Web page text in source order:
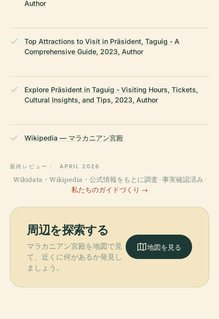
Author
Top Attractions to Visit in Präsident, Taguig - A
Comprehensive Guide, 2023, Author
Explore Präsident in Taguig - Visiting Hours, Tickets,
Cultural Insights, and Tips, 2023, Author
Wikipedia — マラカニアン宮殿
最終レビュー： APRIL 2026
Wikidata・Wikipedia・公式情報をもとに調査 · 事実確認済み ·
私たちのガイドづくり →
周辺を探索する
マラカニアン宮殿を地図で見
て、近くに何があるか発見し
ましょう。
地図を見る